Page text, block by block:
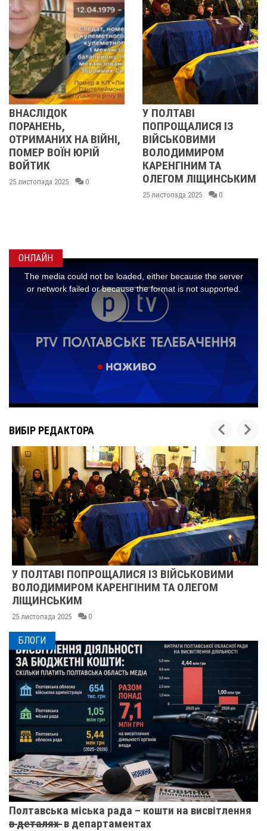
У ПОЛТАВІ
ПОПРОЩАЛИСЯ ІЗ
ВІЙСЬКОВИМИ
ВОЛОДИМИРОМ
ОЛЕГОМ ЛІЩИНСЬКИМ
У ПОЛТАВІ
ПОПРОЩАЛИСЯ
БІЙЦЯМИ
ОЛЕКСАНДРОМ
ІВАЩЕНКОМ,
ДМИТРОМ
КИСЛИЧЕНКОМ
ОНЛАЙН
ВИБІР РЕДАКТОРА
У ПОЛТАВІ ПОПРОЩАЛИСЯ ІЗ ВІЙСЬКОВИМИ
ВОЛОДИМИРОМ КАРЕНГІНИМ ТА ОЛЕГОМ
ЛІЩИНСЬКИМ
25 листопада 2025 0
БЛОГИ
Полтавська міська рада – кошти на висвітлення
в̶ ̶д̶е̶т̶а̶л̶я̶х̶ ̶ в департаментах